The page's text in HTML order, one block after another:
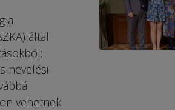
a
által
nevelési
vehetnek